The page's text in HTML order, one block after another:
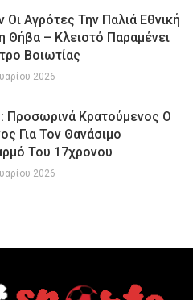
Οι Αγρότες Την Παλιά Εθνική
Θήβα – Κλειστό Παραμένει
Βοιωτίας
2026
Προσωρινά Κρατούμενος Ο
Για Τον Θανάσιμο
Του 17χρονου
2026